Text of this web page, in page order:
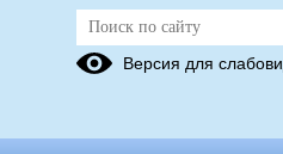
Муниципальный
Версия для